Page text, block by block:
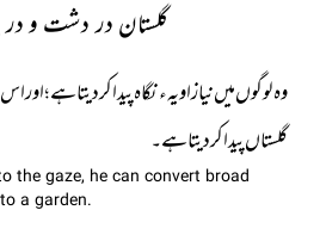
گلستان در دشت و در
وہ لوگوں میں نیا زاویہء نگاہ پیدا کر دیتا ہے؛
گلستاں پیدا کر دیتا ہے۔
the gaze, he can convert broad
a garden.